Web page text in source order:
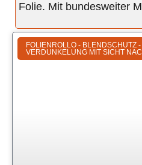
Folie. Mit bundesweiter
FOLIENROLLO - BLENDSCHUTZ
VERDUNKELUNG MIT SICHT